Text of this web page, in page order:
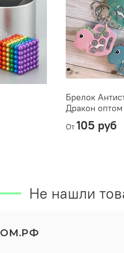
Брелок
Дракон оптом
От 105 руб
Не нашли